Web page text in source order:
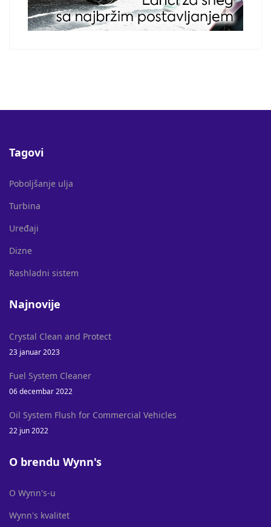
Tagovi
Poboljšanje ulja
Turbina
Uređaji
Dizne
Rashladni sistem
Najnovije
Crystal Clean and Protect
23 januar 2023
Fuel System Cleaner
06 decembar 2022
Oil System Flush for Commercial Vehicles
22 jun 2022
O brendu Wynn's
O Wynn's-u
Wynn's kvalitet